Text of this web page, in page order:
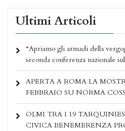
Ultimi Articoli
“Apriamo gli armadi della
seconda conferenza nazionale
APERTA A ROMA LA
FEBBRAIO SU NORMA
OLMI TRA I 19
CIVICA BENEMERENZA